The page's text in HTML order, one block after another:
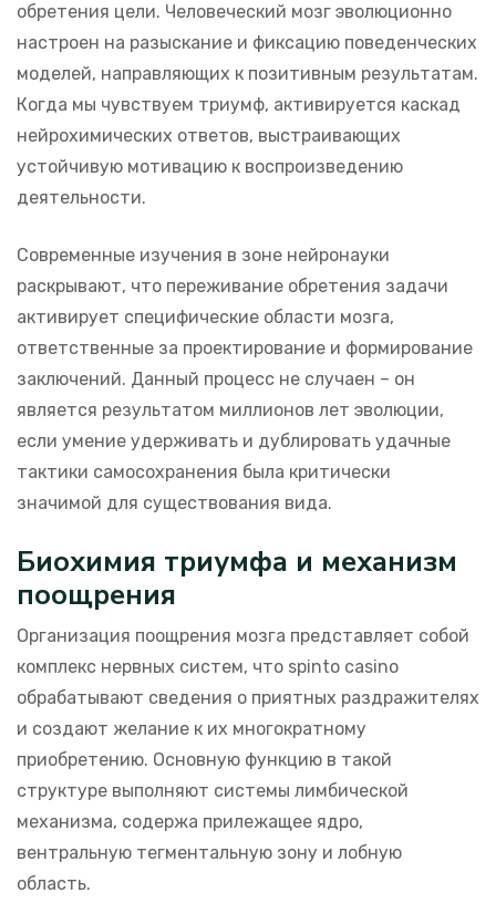
обретения цели. Человеческий мозг эволюционно
настроен на разыскание и фиксацию поведенческих
моделей, направляющих к позитивным результатам.
Когда мы чувствуем триумф, активируется каскад
нейрохимических ответов, выстраивающих
устойчивую мотивацию к воспроизведению
деятельности.
Современные изучения в зоне нейронауки
раскрывают, что переживание обретения задачи
активирует специфические области мозга,
ответственные за проектирование и формирование
заключений. Данный процесс не случаен – он
является результатом миллионов лет эволюции,
если умение удерживать и дублировать удачные
тактики самосохранения была критически
значимой для существования вида.
Биохимия триумфа и механизм
поощрения
Организация поощрения мозга представляет собой
комплекс нервных систем, что spinto casino
обрабатывают сведения о приятных раздражителях
и создают желание к их многократному
приобретению. Основную функцию в такой
структуре выполняют системы лимбической
механизма, содержа прилежащее ядро,
вентральную тегментальную зону и лобную
область.